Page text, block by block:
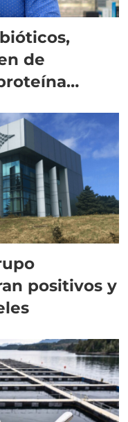
de
positivos y